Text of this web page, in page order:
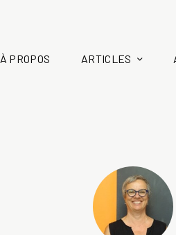
À PROPOS ARTICLES